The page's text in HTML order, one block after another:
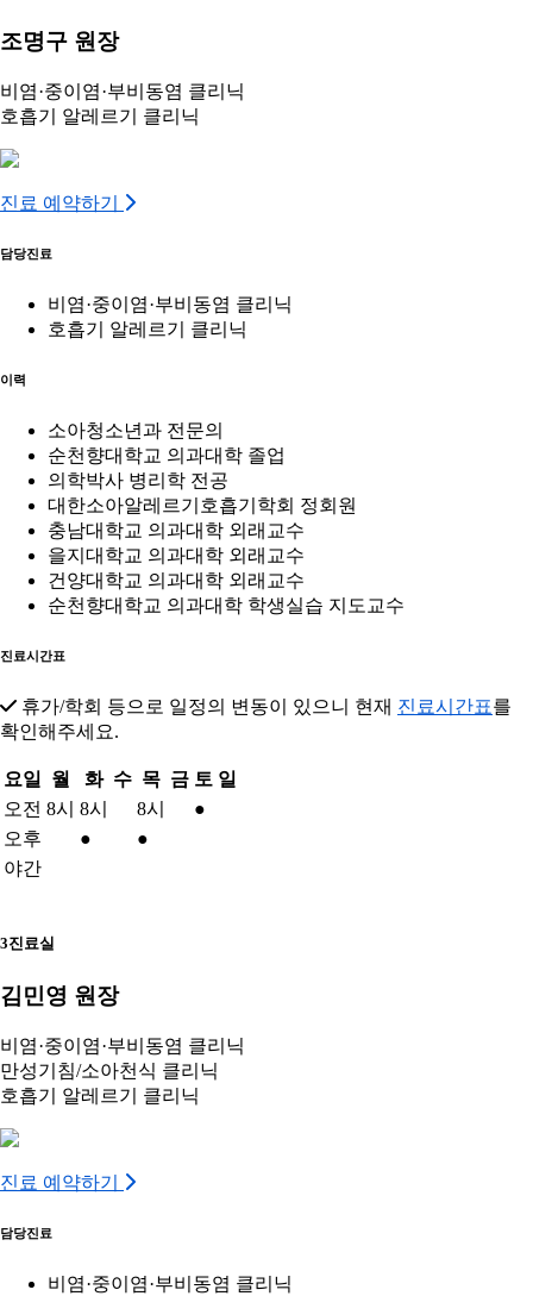
조명구 원장
비염·중이염·부비동염 클리닉
호흡기 알레르기 클리닉
진료 예약하기
담당진료
비염·중이염·부비동염 클리닉
호흡기 알레르기 클리닉
이력
소아청소년과 전문의
순천향대학교 의과대학 졸업
의학박사 병리학 전공
대한소아알레르기호흡기학회 정회원
충남대학교 의과대학 외래교수
을지대학교 의과대학 외래교수
건양대학교 의과대학 외래교수
순천향대학교 의과대학 학생실습 지도교수
진료시간표
휴가/학회 등으로 일정의 변동이 있으니 현재 진료시간표를
확인해주세요.
요일 월 화 수 목 금 토 일
오전 8시 8시 8시
●
오후
●
●
야간
3진료실
김민영 원장
비염·중이염·부비동염 클리닉
만성기침/소아천식 클리닉
호흡기 알레르기 클리닉
진료 예약하기
담당진료
비염·중이염·부비동염 클리닉